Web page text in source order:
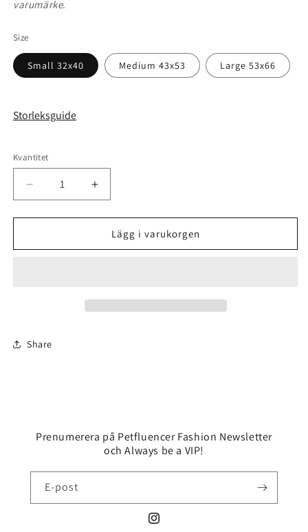
varumärke.
Size
Small 32x40 Medium 43x53 Large 53x66
Storleksguide
Kvantitet
Kvantitet
Minska
kvantitet
för
Bädd
Öka
kvantitet
för
Lyxig
Bädd
Lägg i varukorgen
Share
Prenumerera på Petfluencer Fashion Newsletter
och Always be a VIP!
E-post
Instagram